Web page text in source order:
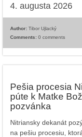
4. augusta 2026
Author: Tibor Ujlacký
Comments: 0 comments
Pešia procesia
púte k Matke
pozvánka
Nitriansky dekanát
na pešiu procesiu,